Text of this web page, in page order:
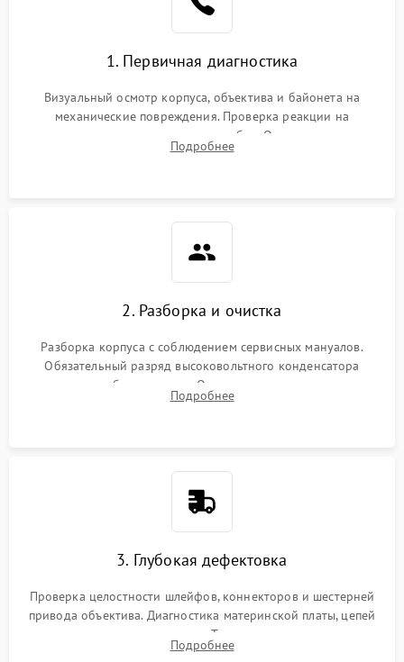
1. Первичная диагностика
Визуальный осмотр корпуса, объектива и байонета на
механические повреждения. Проверка реакции на
включение, считывание кодов ошибок. Оценка состояния
матрицы и затвора, проверка работы автофокуса и вспышки.
Подробнее
2. Разборка и очистка
Разборка корпуса с соблюдением сервисных мануалов.
Обязательный разряд высоковольтного конденсатора
вспышки для безопасности. Очистка внутренних узлов от
пыли, песка и следов влаги с помощью спецсредств.
Подробнее
3. Глубокая дефектовка
Проверка целостности шлейфов, коннекторов и шестерней
привода объектива. Диагностика материнской платы, цепей
питания и картоприемника. Тестирование механизма
затвора и блока внутрикамерной стабилизации.
Подробнее